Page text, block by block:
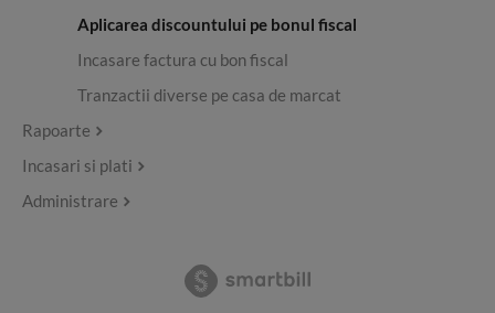
Aplicarea discountului pe bonul fiscal
Incasare factura cu bon fiscal
Tranzactii diverse pe casa de marcat
Rapoarte
Incasari si plati
Administrare